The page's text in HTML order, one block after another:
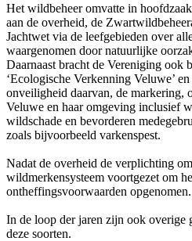
Het wildbeheer omvatte in
aan de overheid, de
Jachtwet via de leefgebieden over
waargenomen door natuurlijke
Daarnaast bracht de Vereniging ook
‘Ecologische Verkenning Veluwe’
onveiligheid daarvan, de markering,
Veluwe en haar omgeving inclusief
wildschade en bevorderen
zoals bijvoorbeeld varkenspest.
Nadat de overheid de verplichting
wildmerkensysteem voortgezet om
ontheffingsvoorwaarden opgenomen.
In de loop der jaren zijn ook overige
deze soorten.